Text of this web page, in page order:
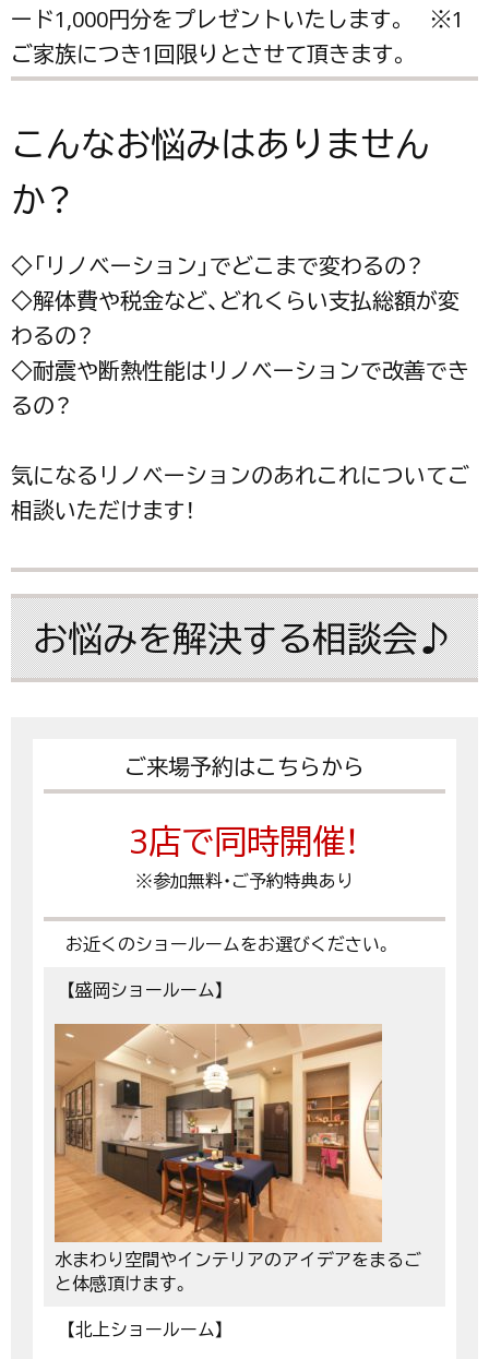
ード1,000円分をプレゼントいたします。 ※1
ご家族につき1回限りとさせて頂きます。
こんなお悩みはありません
か？
◇「リノベーション」でどこまで変わるの？
◇解体費や税金など、どれくらい支払総額が変
わるの？
◇耐震や断熱性能はリノベーションで改善でき
るの？
気になるリノベーションのあれこれについてご
相談いただけます！
お悩みを解決する相談会♪
ご来場予約はこちらから
3店で同時開催！
※参加無料・ご予約特典あり
お近くのショールームをお選びください。
【盛岡ショールーム】
水まわり空間やインテリアのアイデアをまるご
と体感頂けます。
【北上ショールーム】